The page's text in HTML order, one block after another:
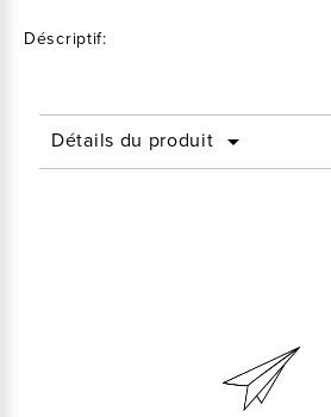
Déscriptif:
Détails du produit 